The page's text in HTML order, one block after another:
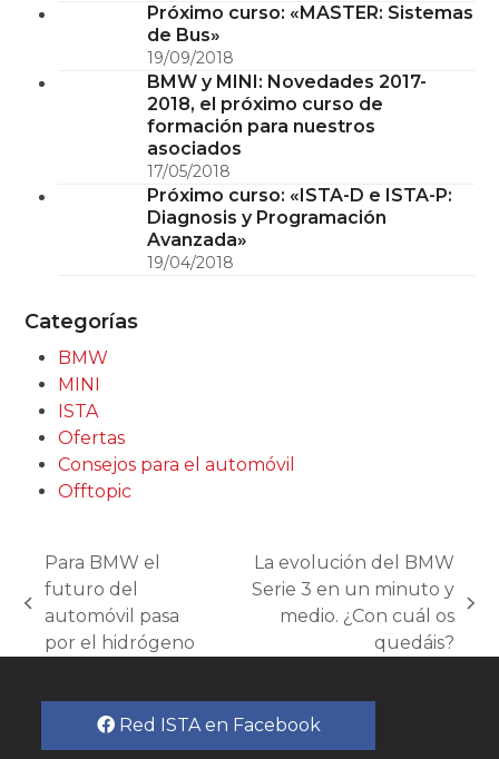
Próximo curso: «MASTER: Sistemas
de Bus»
19/09/2018
BMW y MINI: Novedades 2017-
2018, el próximo curso de
formación para nuestros
asociados
17/05/2018
Próximo curso: «ISTA-D e ISTA-P:
Diagnosis y Programación
Avanzada»
19/04/2018
Categorías
BMW
MINI
ISTA
Ofertas
Consejos para el automóvil
Offtopic
previous
post:
Para BMW el
futuro del
automóvil pasa
por el hidrógeno
La evolución del BMW
Serie 3 en un minuto y
medio. ¿Con cuál os
quedáis?
Red ISTA en Facebook